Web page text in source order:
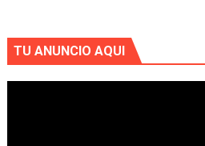
TU ANUNCIO AQUI